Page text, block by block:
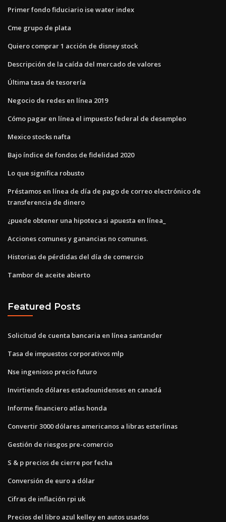
Primer fondo fiduciario ise water index
Cme grupo de plata
Quiero comprar 1 acción de disney stock
Descripción de la caída del mercado de valores
Última tasa de tesorería
Negocio de redes en línea 2019
Cómo pagar en línea el impuesto federal de desempleo
Mexico stocks nafta
Bajo índice de fondos de fidelidad 2020
Lo que significa robusto
Préstamos en línea de día de pago de correo electrónico de
transferencia de dinero
¿puede obtener una hipoteca si apuesta en línea_
Acciones comunes y ganancias no comunes.
Historias de pérdidas del día de comercio
Tambor de aceite abierto
Featured Posts
Solicitud de cuenta bancaria en línea santander
Tasa de impuestos corporativos mlp
Nse ingenioso precio futuro
Invirtiendo dólares estadounidenses en canadá
Informe financiero atlas honda
Convertir 3000 dólares americanos a libras esterlinas
Gestión de riesgos pre-comercio
S & p precios de cierre por fecha
Conversión de euro a dólar
Cifras de inflación rpi uk
Precios del libro azul kelley en autos usados